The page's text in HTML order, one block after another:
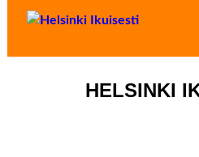
HELSINKI